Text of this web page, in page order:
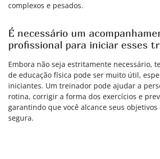
complexos e pesados.
É necessário um
profissional para iniciar esses
Embora não seja estritamente necessário,
de educação física pode ser muito útil,
iniciantes. Um treinador pode ajudar a
rotina, corrigir a forma dos exercícios e
garantindo que você alcance seus
segura.